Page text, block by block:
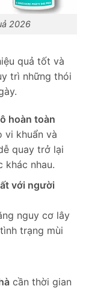
2026
quả tốt và
trì những thói
hoàn toàn
vi khuẩn và
quay trở lại
khác nhau.
với người
nguy cơ lây
trạng mùi
cần thời gian